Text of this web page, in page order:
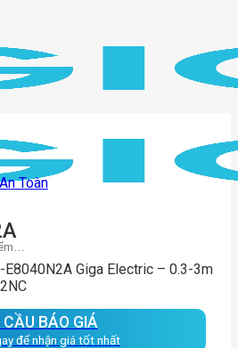
Toàn
E8040N2A Giga Electric – 0.3-3m
CẦU BÁO GIÁ
để nhận giá tốt nhất